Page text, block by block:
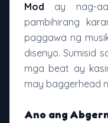
Mod ay nag-
pambihirang
paggawa ng
disenyo. Sumisid
mga beat ay
may baggerhead
Ano ang